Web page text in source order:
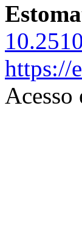
https://
Acesso